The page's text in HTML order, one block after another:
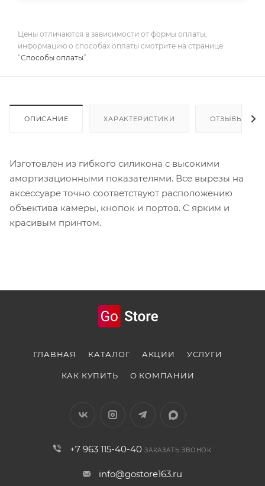
Цены отличаются в зависимости от формы оплаты,
информацию о способах оплаты смотрите на странице
“Способы оплаты”.
ОПИСАНИЕ ХАРАКТЕРИСТИКИ ОТЗЫВЫ
Изготовлен из гибкого силикона с высокими
амортизационными показателями. Все вырезы на
аксессуаре точно соответствуют расположению
объектива камеры, кнопок и портов. С ярким и
красивым принтом.
ГЛАВНАЯ КАТАЛОГ АКЦИИ УСЛУГИ
КАК КУПИТЬ О КОМПАНИИ
+7 963 115-40-40 ЗАКАЗАТЬ ЗВОНОК
info@gostore163.ru